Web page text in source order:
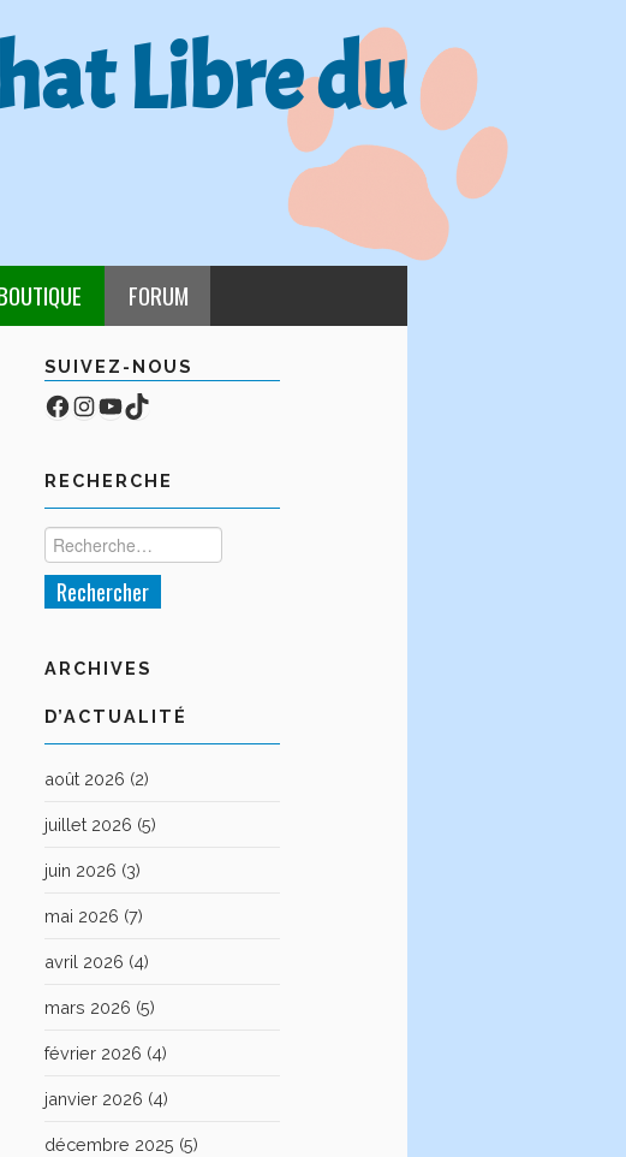
Libre du
FORUM
SUIVEZ-NOUS
Facebook
Compte Instagram
YouTube
TikTok
RECHERCHE
ARCHIVES
D’ACTUALITÉ
août 2026 (2)
juillet 2026 (5)
juin 2026 (3)
mai 2026 (7)
avril 2026 (4)
mars 2026 (5)
février 2026 (4)
janvier 2026 (4)
décembre 2025 (5)